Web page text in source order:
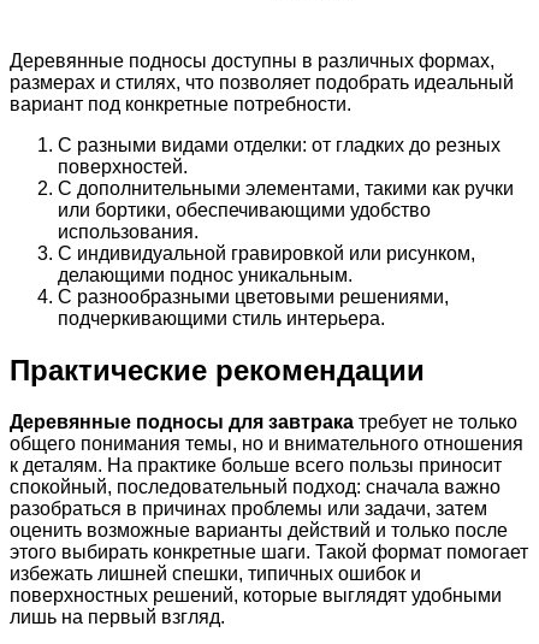
Деревянные подносы доступны в различных формах,
размерах и стилях, что позволяет подобрать идеальный
вариант под конкретные потребности.
С разными видами отделки: от гладких до резных
поверхностей.
С дополнительными элементами, такими как ручки
или бортики, обеспечивающими удобство
использования.
С индивидуальной гравировкой или рисунком,
делающими поднос уникальным.
С разнообразными цветовыми решениями,
подчеркивающими стиль интерьера.
Практические рекомендации
Деревянные подносы для завтрака требует не только
общего понимания темы, но и внимательного отношения
к деталям. На практике больше всего пользы приносит
спокойный, последовательный подход: сначала важно
разобраться в причинах проблемы или задачи, затем
оценить возможные варианты действий и только после
этого выбирать конкретные шаги. Такой формат помогает
избежать лишней спешки, типичных ошибок и
поверхностных решений, которые выглядят удобными
лишь на первый взгляд.